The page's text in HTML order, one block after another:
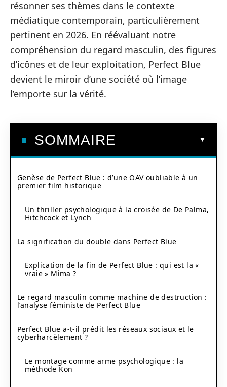
résonner ses thèmes dans le contexte
médiatique contemporain, particulièrement
pertinent en 2026. En réévaluant notre
compréhension du regard masculin, des figures
d’icônes et de leur exploitation, Perfect Blue
devient le miroir d’une société où l’image
l’emporte sur la vérité.
SOMMAIRE
Genèse de Perfect Blue : d’une OAV oubliable à un
premier film historique
Un thriller psychologique à la croisée de De Palma,
Hitchcock et Lynch
La signification du double dans Perfect Blue
Explication de la fin de Perfect Blue : qui est la «
vraie » Mima ?
Le regard masculin comme machine de destruction :
l’analyse féministe de Perfect Blue
Perfect Blue a-t-il prédit les réseaux sociaux et le
cyberharcèlement ?
Le montage comme arme psychologique : la
méthode Kon